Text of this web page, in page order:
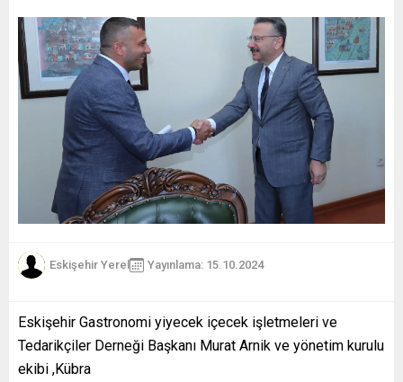
Eskişehir Yerel Yayınlama: 15.10.2024
Eskişehir Gastronomi yiyecek içecek işletmeleri ve
Tedarikçiler Derneği Başkanı Murat Arnik ve yönetim kurulu
ekibi ,Kübra